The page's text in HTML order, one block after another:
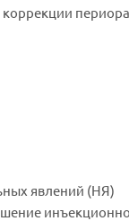
явлений (НЯ)